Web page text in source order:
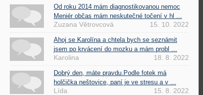
Od roku 2014 mám diagnostikovanou nemoc
Meniér občas mám neskutečné točení v hl ...
Zuzana Větrovcová 15. 10. 2022
Ahoj se Karolína a chtela bych se seznámit
jsem po krvácení do mozku a mám probl ...
Karolina 18. 8. 2022
Dobrý den, máte pravdu.Podle fotek má
holčička neštovice, paní je ve stresu a v ...
Lída 15. 8. 2022